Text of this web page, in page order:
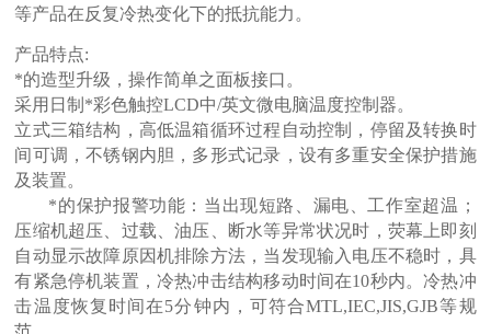
等产品在反复冷热变化下的抵抗能力。
产品特点:
*的造型升级，操作简单之面板接口。
采用日制*彩色触控LCD中/英文微电脑温度控制器。
立式三箱结构，高低温箱循环过程自动控制，停留及转换时
间可调，不锈钢内胆，多形式记录，设有多重安全保护措施
及装置。
*的保护报警功能：当出现短路、漏电、工作室超温；
压缩机超压、过载、油压、断水等异常状况时，荧幕上即刻
自动显示故障原因机排除方法，当发现输入电压不稳时，具
有紧急停机装置，冷热冲击结构移动时间在10秒内。冷热冲
击温度恢复时间在5分钟内，可符合MTL,IEC,JIS,GJB等规